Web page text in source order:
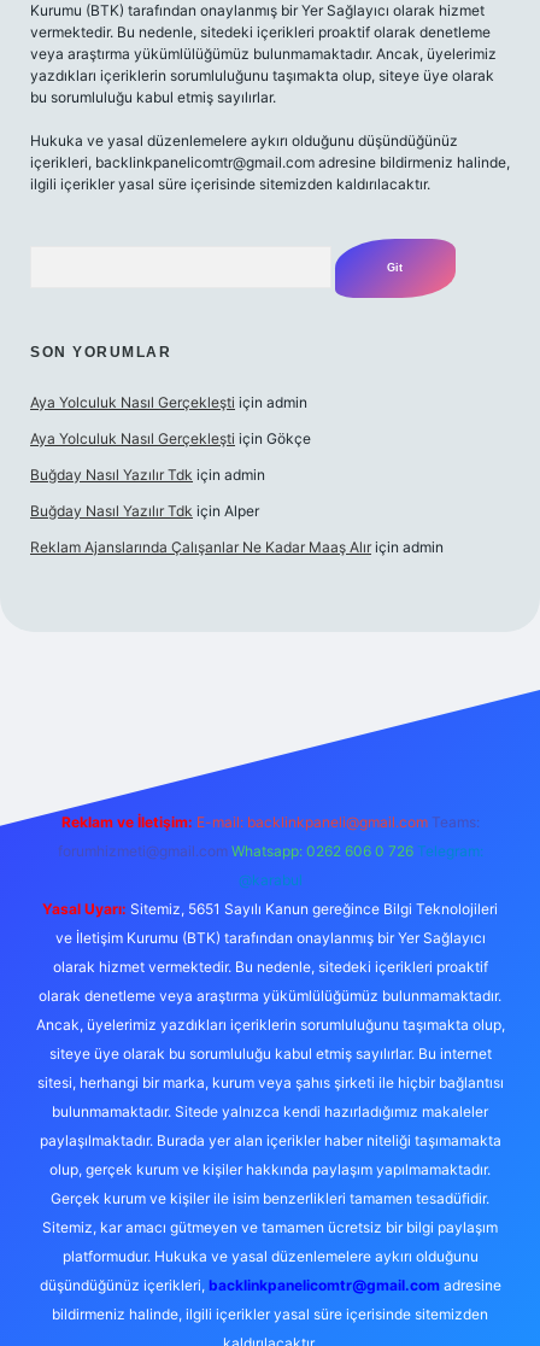
Kurumu (BTK) tarafından onaylanmış bir Yer Sağlayıcı olarak hizmet
vermektedir. Bu nedenle, sitedeki içerikleri proaktif olarak denetleme
veya araştırma yükümlülüğümüz bulunmamaktadır. Ancak, üyelerimiz
yazdıkları içeriklerin sorumluluğunu taşımakta olup, siteye üye olarak
bu sorumluluğu kabul etmiş sayılırlar.
Hukuka ve yasal düzenlemelere aykırı olduğunu düşündüğünüz
içerikleri, backlinkpanelicomtr@gmail.com adresine bildirmeniz halinde,
ilgili içerikler yasal süre içerisinde sitemizden kaldırılacaktır.
SON YORUMLAR
Aya Yolculuk Nasıl Gerçekleşti için admin
Aya Yolculuk Nasıl Gerçekleşti için Gökçe
Buğday Nasıl Yazılır Tdk için admin
Buğday Nasıl Yazılır Tdk için Alper
Reklam Ajanslarında Çalışanlar Ne Kadar Maaş Alır için admin
Reklam ve İletişim: E-mail: backlinkpaneli@gmail.com Teams:
forumhizmeti@gmail.com Whatsapp: 0262 606 0 726 Telegram:
@karabul
Yasal Uyarı: Sitemiz, 5651 Sayılı Kanun gereğince Bilgi Teknolojileri
ve İletişim Kurumu (BTK) tarafından onaylanmış bir Yer Sağlayıcı
olarak hizmet vermektedir. Bu nedenle, sitedeki içerikleri proaktif
olarak denetleme veya araştırma yükümlülüğümüz bulunmamaktadır.
Ancak, üyelerimiz yazdıkları içeriklerin sorumluluğunu taşımakta olup,
siteye üye olarak bu sorumluluğu kabul etmiş sayılırlar. Bu internet
sitesi, herhangi bir marka, kurum veya şahıs şirketi ile hiçbir bağlantısı
bulunmamaktadır. Sitede yalnızca kendi hazırladığımız makaleler
paylaşılmaktadır. Burada yer alan içerikler haber niteliği taşımamakta
olup, gerçek kurum ve kişiler hakkında paylaşım yapılmamaktadır.
Gerçek kurum ve kişiler ile isim benzerlikleri tamamen tesadüfidir.
Sitemiz, kar amacı gütmeyen ve tamamen ücretsiz bir bilgi paylaşım
platformudur. Hukuka ve yasal düzenlemelere aykırı olduğunu
düşündüğünüz içerikleri, backlinkpanelicomtr@gmail.comadresine
bildirmeniz halinde, ilgili içerikler yasal süre içerisinde sitemizden